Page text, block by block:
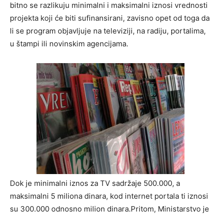
bitno se razlikuju minimalni i maksimalni iznosi vrednosti
projekta koji će biti sufinansirani, zavisno opet od toga da
li se program objavljuje na televiziji, na radiju, portalima,
u štampi ili novinskim agencijama.
Dok je minimalni iznos za TV sadržaje 500.000, a
maksimalni 5 miliona dinara, kod internet portala ti iznosi
su 300.000 odnosno milion dinara.Pritom, Ministarstvo je